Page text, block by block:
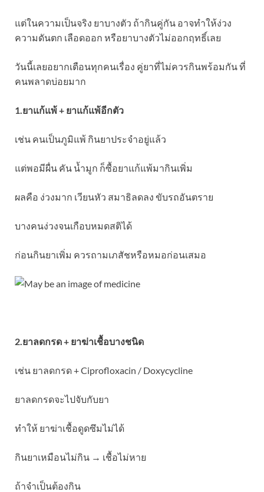
แต่ในความเป็นจริง ยาบางตัว ถ้ากินคู่กัน อาจทำให้ง่วง
ความดันตก เลือดออก หรือยาบางตัวไม่ออกฤทธิ์เลย
วันนี้เลยอยากเตือนทุกคนเรื่อง คู่ยาที่ไม่ควรกินพร้อมกัน ที่
คนพลาดบ่อยมาก
1.ยาแก้แพ้ + ยาแก้แพ้อีกตัว
เช่น คนเป็นภูมิแพ้ กินยาประจำอยู่แล้ว
แต่พอมีผื่น คัน น้ำมูก ก็ซื้อยาแก้แพ้มากินเพิ่ม
ผลคือ ง่วงมาก เวียนหัว สมาธิลดลง ขับรถอันตราย
บางคนง่วงจนเกือบหมดสติได้
ก่อนกินยาเพิ่ม ควรถามเภสัชหรือหมอก่อนเสมอ
2.ยาลดกรด + ยาฆ่าเชื้อบางชนิด
เช่น ยาลดกรด + Ciprofloxacin / Doxycycline
ยาลดกรดจะไปจับกับยา
ทำให้ ยาฆ่าเชื้อดูดซึมไม่ได้
กินยาเหมือนไม่กิน → เชื้อไม่หาย
ถ้าจำเป็นต้องกิน